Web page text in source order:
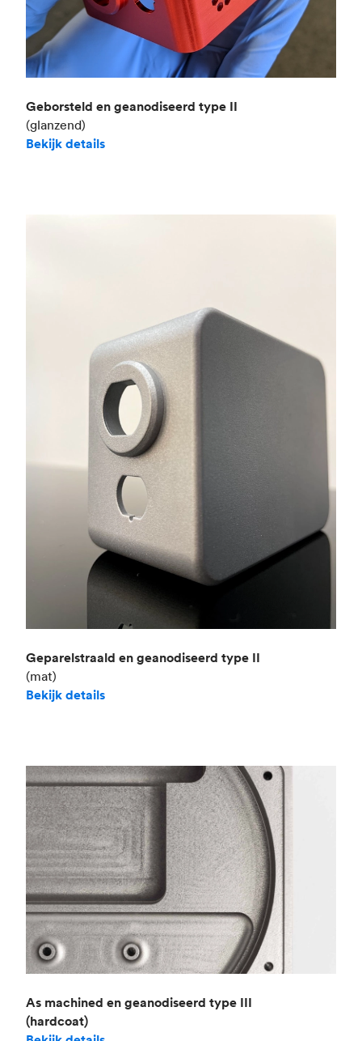
Geborsteld en geanodiseerd type II
(glanzend)
Bekijk details
Geparelstraald en geanodiseerd type II
(mat)
Bekijk details
As machined en geanodiseerd type III
(hardcoat)